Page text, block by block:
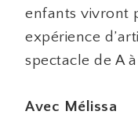
enfants vivront
expérience
spectacle de A
Avec Mélissa